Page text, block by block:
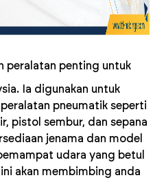
peralatan penting untuk
Ia digunakan untuk
pneumatik seperti
pistol sembur, dan sepana
jenama dan model
udara yang betul
akan membimbing anda